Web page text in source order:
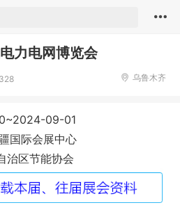
力电网博览会
328 乌鲁木齐
09-01
国际会展中心
治区节能协会